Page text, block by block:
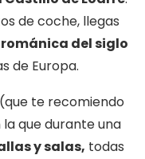
de coche, llegas
del siglo
de Europa.
te recomiendo
que durante una
y salas, todas